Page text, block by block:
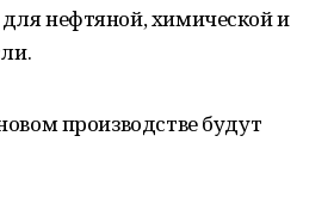
нефтяной, химической и
производстве будут